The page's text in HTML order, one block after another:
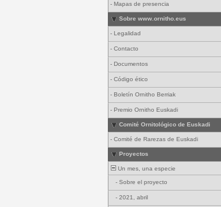
- Mapas de presencia
Sobre www.ornitho.eus
- Legalidad
- Contacto
- Documentos
- Código ético
- Boletín Ornitho Berriak
- Premio Ornitho Euskadi
Comité Ornitológico de Euskadi
- Comité de Rarezas de Euskadi
Proyectos
Un mes, una especie
- Sobre el proyecto
- 2021, abril